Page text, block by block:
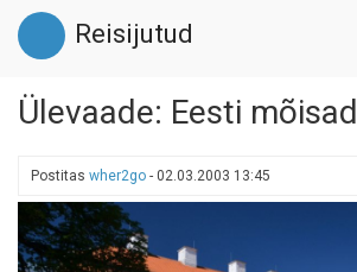
Liigu
edasi
põhisisu
juurde
Reisijutud
Ülevaade: Eesti mõisad
Postitas wher2go - 02.03.2003 13:45